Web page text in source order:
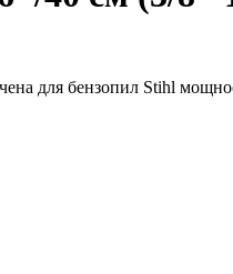
для бензопил Stihl